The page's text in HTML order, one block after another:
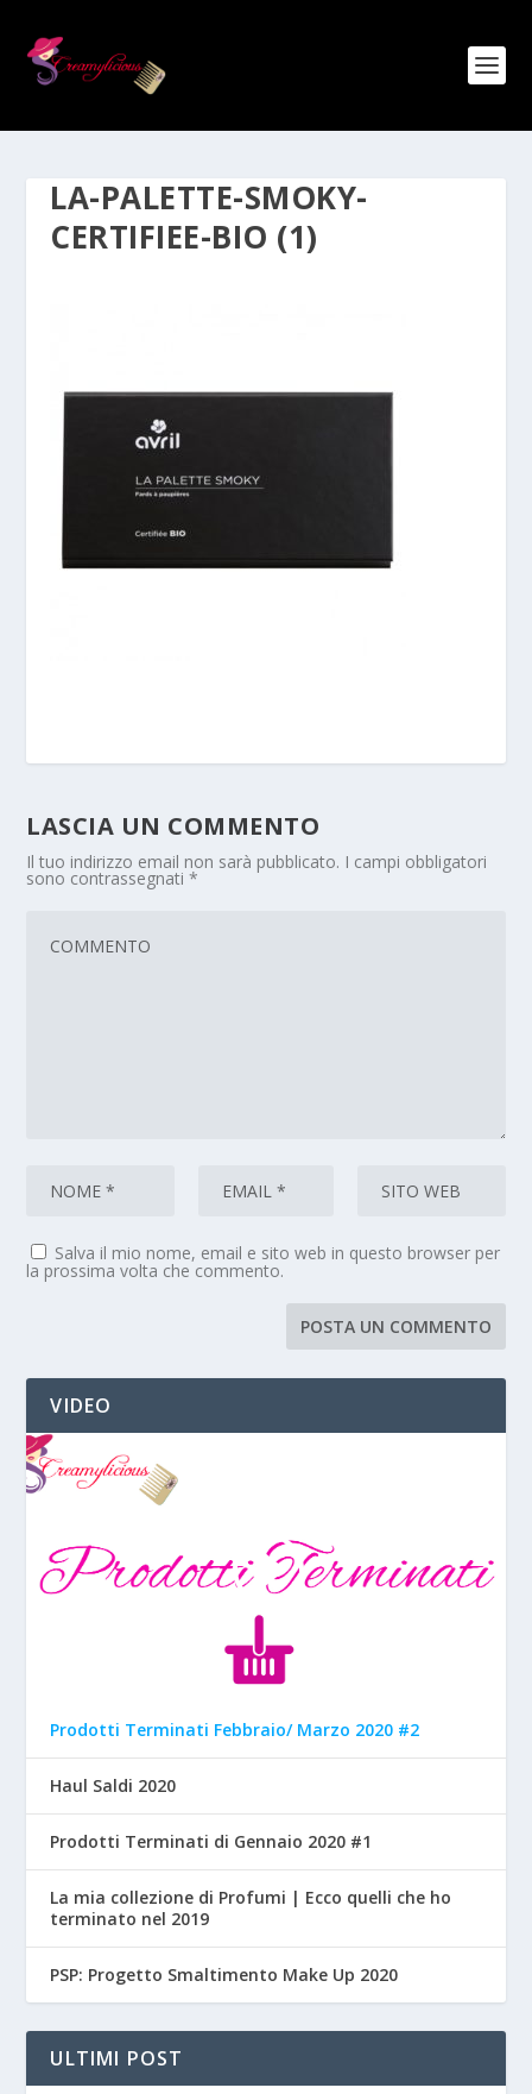
LA-PALETTE-SMOKY-
CERTIFIEE-BIO (1)
LASCIA UN COMMENTO
Il tuo indirizzo email non sarà pubblicato. I campi obbligatori
sono contrassegnati*
Salva il mio nome, email e sito web in questo browser per
la prossima volta che commento.
VIDEO
Prodotti Terminati Febbraio/ Marzo 2020 #2
Haul Saldi 2020
Prodotti Terminati di Gennaio 2020 #1
La mia collezione di Profumi | Ecco quelli che ho
terminato nel 2019
PSP: Progetto Smaltimento Make Up 2020
ULTIMI POST